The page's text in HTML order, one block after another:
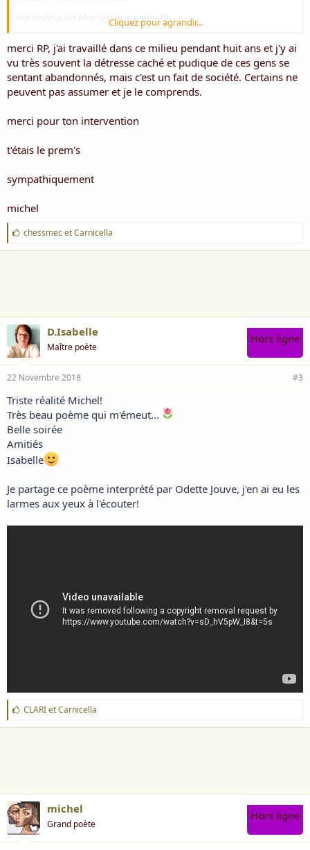
ton poéme est plus vrai que nature!!!
bravo
RP
Cliquez pour agrandir...
merci RP, j'ai travaillé dans ce milieu pendant huit ans et j'y ai
vu très souvent la détresse caché et pudique de ces gens se
sentant abandonnés, mais c'est un fait de société. Certains ne
peuvent pas assumer et je le comprends.
merci pour ton intervention
t'étais le prem's
sympathiquement
michel
J
'
a
chessmecetCarnicella
D.Isabelle
Maître poète
Hors ligne
22 Novembre 2018 #3
Triste réalité Michel!
Très beau poème qui m'émeut...
Belle soirée
Amitiés
Isabelle
Je partage ce poème interprété par Odette Jouve, j'en ai eu les
larmes aux yeux à l'écouter!
J
'
a
CLARIetCarnicella
michel
Grand poète
Hors ligne